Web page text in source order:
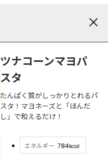
ツナコーンマヨパ
スタ
たんぱく質がしっかりとれるパ
スタ！マヨネーズと「ほんだ
し」で和えるだけ！
エネルギー 784kcal